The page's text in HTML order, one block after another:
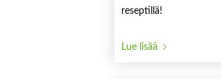
reseptillä!
Lue lisää